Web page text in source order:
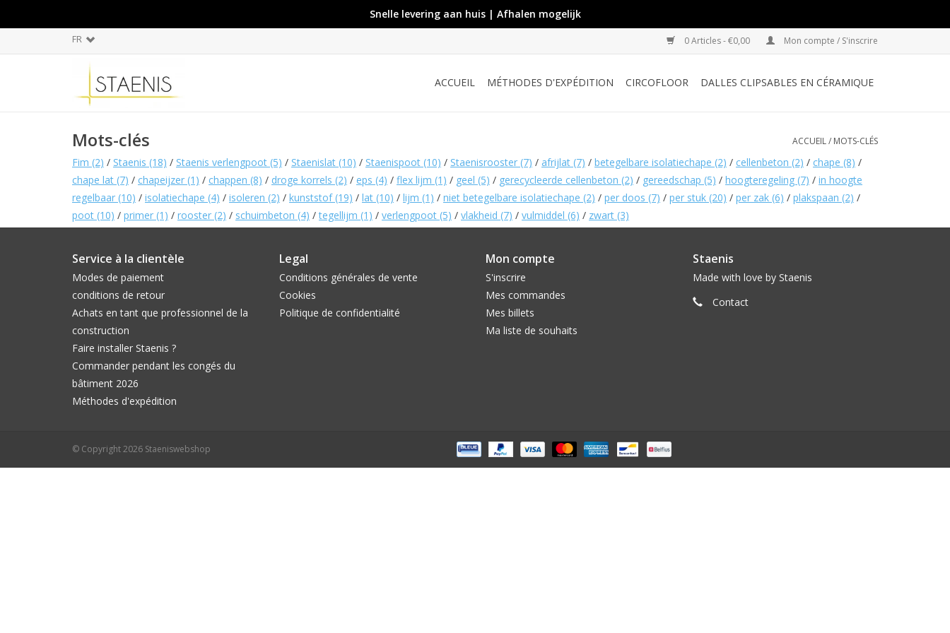
Snelle levering aan huis | Afhalen mogelijk
FR 0 Articles - €0,00 Mon compte / S'inscrire
ACCUEIL MÉTHODES D'EXPÉDITION CIRCOFLOOR DALLES CLIPSABLES EN CÉRAMIQUE
Mots-clés ACCUEIL/ MOTS-CLÉS
Fim (2) / Staenis (18) / Staenis verlengpoot (5) / Staenislat (10) / Staenispoot (10) / Staenisrooster (7) / afrijlat (7) / betegelbare isolatiechape (2) / cellenbeton (2) / chape (8) /
chape lat (7) / chapeijzer (1) / chappen (8) / droge korrels (2) / eps (4) / flex lijm (1) / geel (5) / gerecycleerde cellenbeton (2) / gereedschap (5) / hoogteregeling (7) / in hoogte
regelbaar (10) / isolatiechape (4) / isoleren (2) / kunststof(19) / lat (10) / lijm (1) / niet betegelbare isolatiechape (2) / per doos (7) / per stuk (20) / per zak (6) / plakspaan (2) /
poot (10) / primer (1) / rooster (2) / schuimbeton (4) /tegellijm (1) / verlengpoot (5) / vlakheid (7) / vulmiddel (6) / zwart (3)
Service à la clientèle
Modes de paiement
conditions de retour
Achats en tant que professionnel de la
construction
Faire installer Staenis ?
Commander pendant les congés du
bâtiment 2026
Méthodes d'expédition
Legal
Conditions générales de vente
Cookies
Politique de confidentialité
Mon compte
S'inscrire
Mes commandes
Mes billets
Ma liste de souhaits
Staenis
Made with love by Staenis
Contact
© Copyright 2026 Staeniswebshop